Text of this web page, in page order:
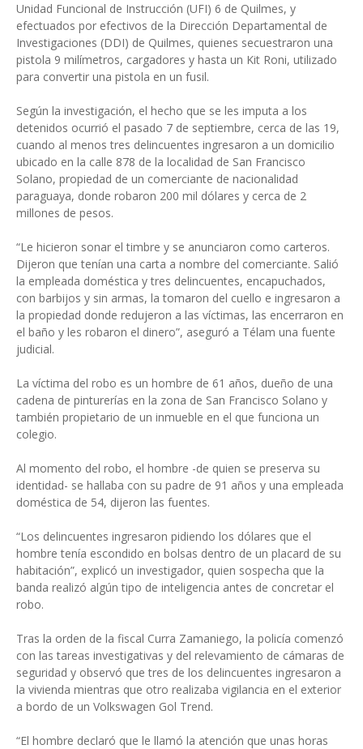
Unidad Funcional de Instrucción (UFI) 6 de Quilmes, y
efectuados por efectivos de la Dirección Departamental de
Investigaciones (DDI) de Quilmes, quienes secuestraron una
pistola 9 milímetros, cargadores y hasta un Kit Roni, utilizado
para convertir una pistola en un fusil.
Según la investigación, el hecho que se les imputa a los
detenidos ocurrió el pasado 7 de septiembre, cerca de las 19,
cuando al menos tres delincuentes ingresaron a un domicilio
ubicado en la calle 878 de la localidad de San Francisco
Solano, propiedad de un comerciante de nacionalidad
paraguaya, donde robaron 200 mil dólares y cerca de 2
millones de pesos.
“Le hicieron sonar el timbre y se anunciaron como carteros.
Dijeron que tenían una carta a nombre del comerciante. Salió
la empleada doméstica y tres delincuentes, encapuchados,
con barbijos y sin armas, la tomaron del cuello e ingresaron a
la propiedad donde redujeron a las víctimas, las encerraron en
el baño y les robaron el dinero”, aseguró a Télam una fuente
judicial.
La víctima del robo es un hombre de 61 años, dueño de una
cadena de pinturerías en la zona de San Francisco Solano y
también propietario de un inmueble en el que funciona un
colegio.
Al momento del robo, el hombre -de quien se preserva su
identidad- se hallaba con su padre de 91 años y una empleada
doméstica de 54, dijeron las fuentes.
“Los delincuentes ingresaron pidiendo los dólares que el
hombre tenía escondido en bolsas dentro de un placard de su
habitación”, explicó un investigador, quien sospecha que la
banda realizó algún tipo de inteligencia antes de concretar el
robo.
Tras la orden de la fiscal Curra Zamaniego, la policía comenzó
con las tareas investigativas y del relevamiento de cámaras de
seguridad y observó que tres de los delincuentes ingresaron a
la vivienda mientras que otro realizaba vigilancia en el exterior
a bordo de un Volkswagen Gol Trend.
“El hombre declaró que le llamó la atención que unas horas